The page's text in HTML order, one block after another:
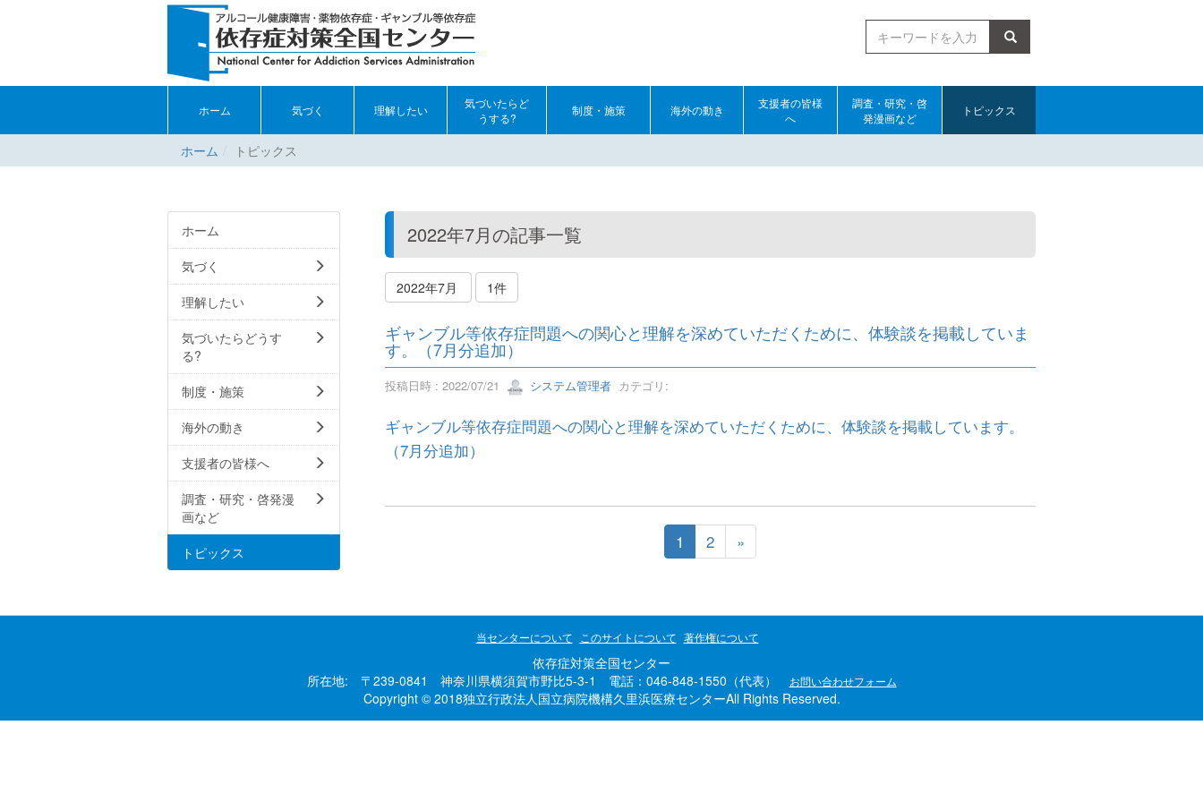
検索
ホーム 気づく 理解したい
気づいたらど
うする?
制度・施策 海外の動き
支援者の皆様
へ
調査・研究・啓
発漫画など
トピックス
ホーム トピックス
2022年7月の記事一覧
2022年7月 1件
ギャンブル等依存症問題への関心と理解を深めていただくために、体験談を掲載していま
す。（7月分追加）
投稿日時 : 2022/07/21 システム管理者カテゴリ:
ギャンブル等依存症問題への関心と理解を深めていただくために、体験談を掲載しています。
（7月分追加）
1 2 »
ホーム
気づく
理解したい
気づいたらどうす
る?
制度・施策
海外の動き
支援者の皆様へ
調査・研究・啓発漫
画など
トピックス
当センターについて このサイトについて 著作権について
依存症対策全国センター
所在地: 〒239-0841 神奈川県横須賀市野比5-3-1 電話：046-848-1550（代表）
お問い合わせフォーム
Copyright © 2018独立行政法人国立病院機構久里浜医療センターAll Rights Reserved.